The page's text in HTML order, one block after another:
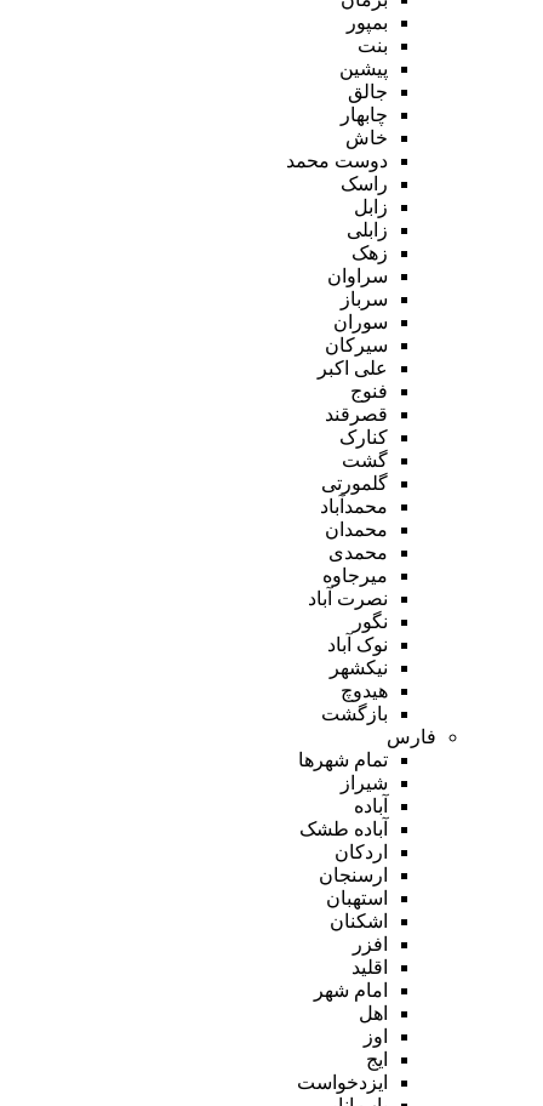
بمپور
بنت
پیشین
جالق
چابهار
خاش
دوست محمد
راسک
زابل
زابلی
زهک
سراوان
سرباز
سوران
سیرکان
علی اکبر
فنوج
قصرقند
کنارک
گشت
گلمورتی
محمدآباد
محمدان
محمدی
میرجاوه
نصرت آباد
نگور
نوک آباد
نیکشهر
هیدوچ
بازگشت
فارس
تمام شهر‌ها
شیراز
آباده
آباده طشک
اردکان
ارسنجان
استهبان
اشکنان
افزر
اقلید
امام شهر
اهل
اوز
ایج
ایزدخواست